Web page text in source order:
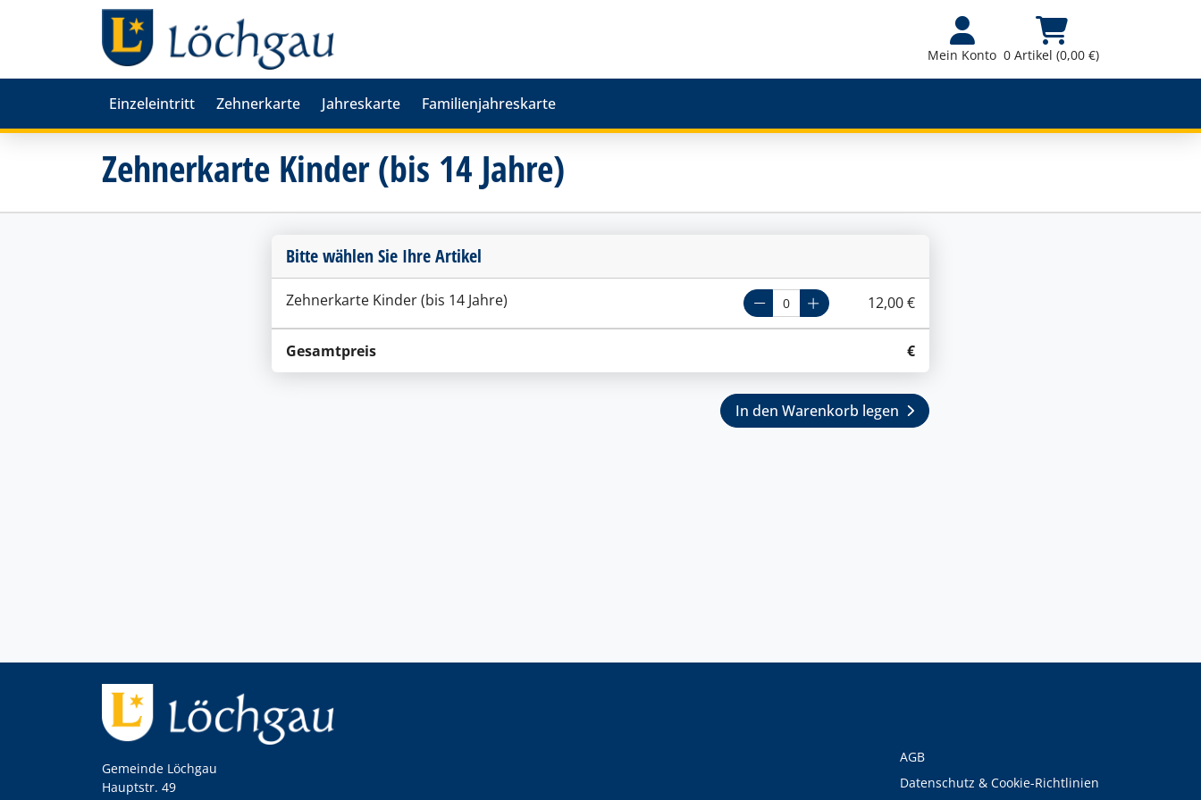
Mein Konto 0 Artikel (0,00 €)
Einzeleintritt Zehnerkarte Jahreskarte Familienjahreskarte
Zehnerkarte Kinder (bis 14 Jahre)
Bitte wählen Sie Ihre Artikel
Zehnerkarte Kinder (bis 14 Jahre) 12,00 €
Gesamtpreis €
In den Warenkorb legen
Gemeinde Löchgau
Hauptstr. 49
AGB
Datenschutz & Cookie-Richtlinien